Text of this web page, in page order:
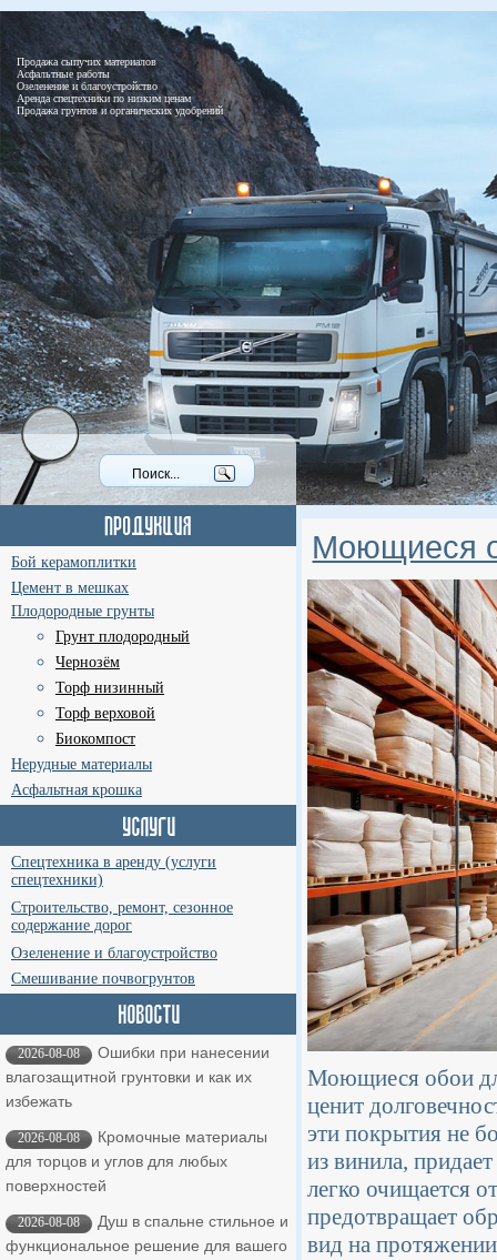
Продажа сыпучих материалов
Асфальтные работы
Озеленение и благоустройство
Аренда спецтехники по низким ценам
Продажа грунтов и органических удобрений
Бой керамоплитки
Цемент в мешках
Плодородные грунты
Грунт плодородный
Чернозём
Торф низинный
Торф верховой
Биокомпост
Нерудные материалы
Асфальтная крошка
Спецтехника в аренду (услуги
спецтехники)
Строительство, ремонт, сезонное
содержание дорог
Озеленение и благоустройство
Смешивание почвогрунтов
2026-08-08
Ошибки при нанесении
влагозащитной грунтовки и как их
избежать
2026-08-08
Кромочные материалы
для торцов и углов для любых
поверхностей
2026-08-08
Душ в спальне стильное и
функциональное решение для вашего
Моющиеся
Моющиеся обои
ценит
эти покрытия не
из винила,
легко очищается
предотвращает
вид на